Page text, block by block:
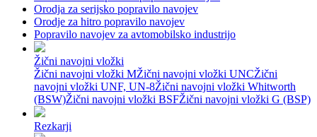
Orodja za serijsko popravilo navojev
Orodje za hitro popravilo navojev
Popravilo navojev za avtomobilsko industrijo
Žični navojni vložki
Žični navojni vložki MŽični navojni vložki UNCŽični
navojni vložki UNF, UN-8Žični navojni vložki Whitworth
(BSW)Žični navojni vložki BSFŽični navojni vložki G (BSP)
Rezkarji